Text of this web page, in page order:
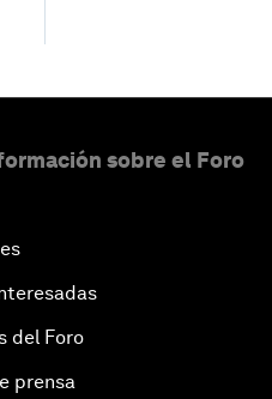
sobre el Foro
del Foro
prensa